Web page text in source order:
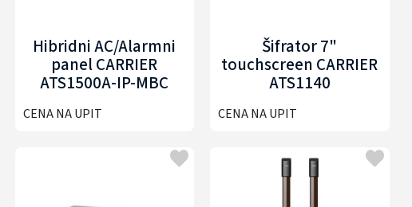
Hibridni AC/Alarmni
panel CARRIER
ATS1500A-IP-MBC
CENA NA UPIT
Šifrator 7"
touchscreen CARRIER
ATS1140
CENA NA UPIT